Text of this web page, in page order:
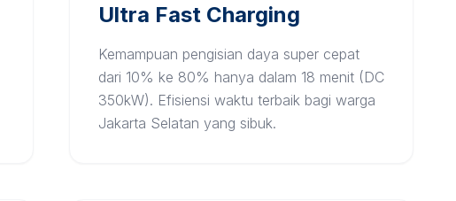
Ultra Fast Charging
Kemampuan pengisian daya super cepat
dari 10% ke 80% hanya dalam 18 menit (DC
350kW). Efisiensi waktu terbaik bagi warga
Jakarta Selatan yang sibuk.